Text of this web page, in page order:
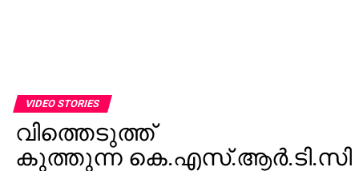
VIDEO STORIES
വിത്തെടുത്ത്
കുത്തുന്ന കെ.എസ്.ആര്‍.ടി.സി